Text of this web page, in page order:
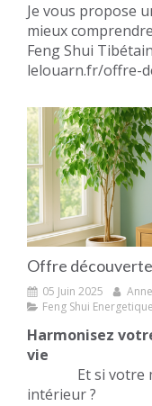
Je vous propose
mieux
Feng Shui
lelouarn.fr/offre-
Offre découverte
05 Juin 2025
Feng Shui
Harmonisez
vie
Et si votre
intérieur ?